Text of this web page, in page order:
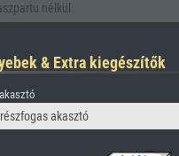
nélkül
& Extra kiegészítők
akasztó